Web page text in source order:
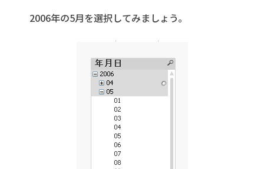
2006年の5月を選択してみましょう。